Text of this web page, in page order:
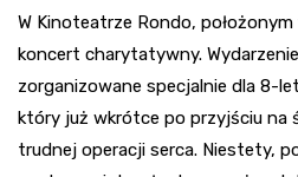
W Kinoteatrze Rondo, położonym
koncert charytatywny.
zorganizowane specjalnie dla 8-
który już wkrótce po przyjściu na
trudnej operacji serca. Niestety,